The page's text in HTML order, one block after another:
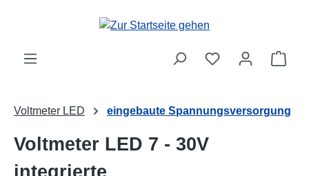
Zum Hauptinhalt springen
Voltmeter LED eingebaute Spannungsversorgung
Voltmeter LED 7 - 30V
integrierte